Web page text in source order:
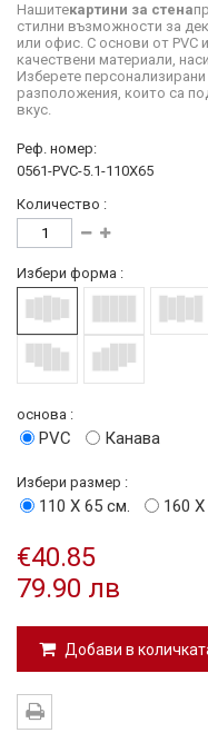
Нашитекартини за стена
стилни възможности за
или офис. С основи от PVC
качествени материали,
Изберете
разположения, които са
вкус.
Реф. номер:
0561-PVC-5.1-110X65
Количество :
Избери форма :
основа :
PVC Канава
Избери размер :
110 Х 65 см. 160 Х
€40.85
79.90 лв
Добави в